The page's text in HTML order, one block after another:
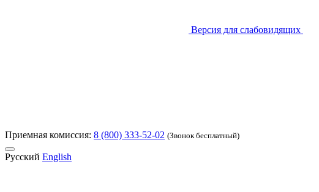
Версия для слабовидящих
Приемная комиссия: 8 (800) 333-52-02 (Звонок бесплатный)
Русский English